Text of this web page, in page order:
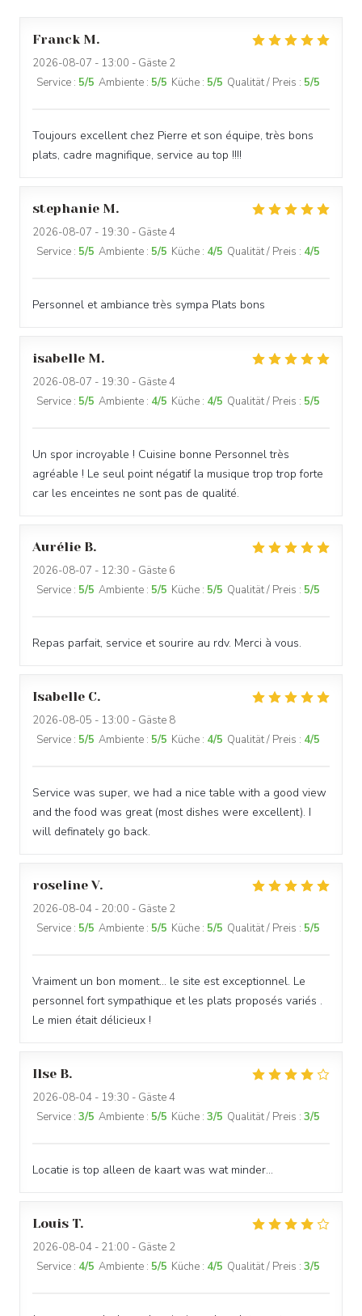
Franck M
2026-08-07 - 13:00 - Gäste 2
Service : 5/5 Ambiente : 5/5 Küche : 5/5 Qualität / Preis : 5/5
Toujours excellent chez Pierre et son équipe, très bons
plats, cadre magnifique, service au top !!!!
stephanie M
2026-08-07 - 19:30 - Gäste 4
Service : 5/5 Ambiente : 5/5 Küche : 4/5 Qualität / Preis : 4/5
Personnel et ambiance très sympa Plats bons
isabelle M
2026-08-07 - 19:30 - Gäste 4
Service : 5/5 Ambiente : 4/5 Küche : 4/5 Qualität / Preis : 5/5
Un spor incroyable ! Cuisine bonne Personnel très
agréable ! Le seul point négatif la musique trop trop forte
car les enceintes ne sont pas de qualité.
Aurélie B
2026-08-07 - 12:30 - Gäste 6
Service : 5/5 Ambiente : 5/5 Küche : 5/5 Qualität / Preis : 5/5
Repas parfait, service et sourire au rdv. Merci à vous.
Isabelle C
2026-08-05 - 13:00 - Gäste 8
Service : 5/5 Ambiente : 5/5 Küche : 4/5 Qualität / Preis : 4/5
Service was super, we had a nice table with a good view
and the food was great (most dishes were excellent). I
will definately go back.
roseline V
2026-08-04 - 20:00 - Gäste 2
Service : 5/5 Ambiente : 5/5 Küche : 5/5 Qualität / Preis : 5/5
Vraiment un bon moment… le site est exceptionnel. Le
personnel fort sympathique et les plats proposés variés .
Le mien était délicieux !
Ilse B
2026-08-04 - 19:30 - Gäste 4
Service : 3/5 Ambiente : 5/5 Küche : 3/5 Qualität / Preis : 3/5
Locatie is top alleen de kaart was wat minder…
Louis T
2026-08-04 - 21:00 - Gäste 2
Service : 4/5 Ambiente : 5/5 Küche : 4/5 Qualität / Preis : 3/5